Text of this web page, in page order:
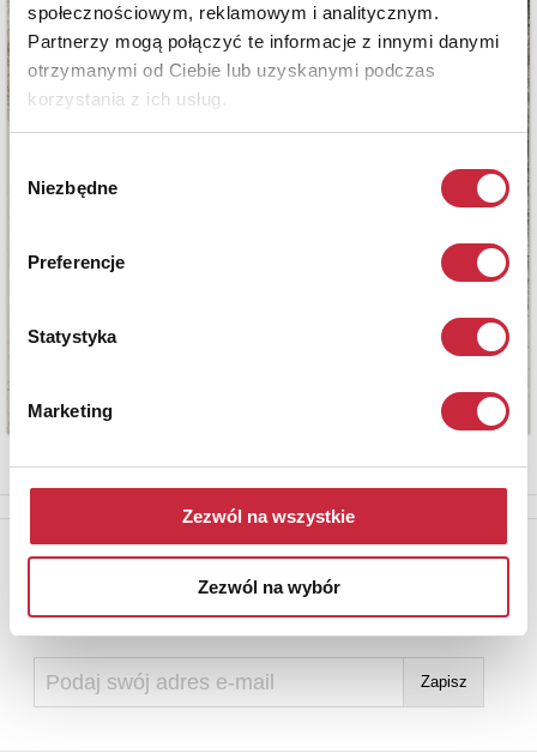
społecznościowym, reklamowym i analitycznym.
Partnerzy mogą połączyć te informacje z innymi danymi
otrzymanymi od Ciebie lub uzyskanymi podczas
korzystania z ich usług.
zgody
Niezbędne
Preferencje
Statystyka
Marketing
Zezwól na wszystkie
Zezwól na wybór
Newsletter
Aby otrzymywać informacje o nowych aukcjach, prosimy podać
adres e-mail